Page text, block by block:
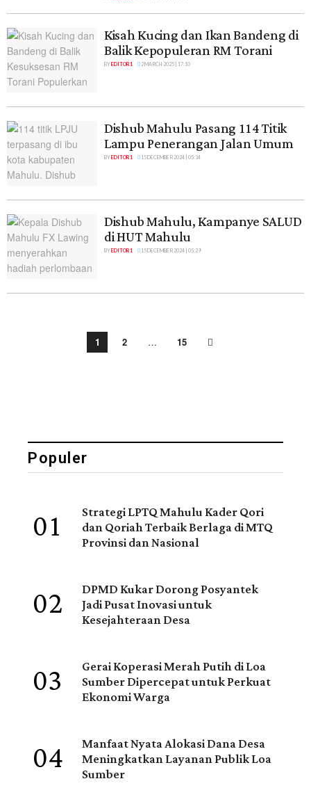
Kisah Kucing dan Ikan Bandeng di
Balik Kepopuleran RM Torani
BYEDITOR 1 2 MARCH 2025 | 17:10
Dishub Mahulu Pasang 114 Titik
Lampu Penerangan Jalan Umum
BYEDITOR 1 15 DECEMBER 2024 | 05:34
Dishub Mahulu, Kampanye SALUD
di HUT Mahulu
BYEDITOR 1 15 DECEMBER 2024 | 05:29
1 2 … 15
Populer
01 Strategi LPTQ Mahulu Kader Qori
dan Qoriah Terbaik Berlaga di MTQ
Provinsi dan Nasional
02 DPMD Kukar Dorong Posyantek
Jadi Pusat Inovasi untuk
Kesejahteraan Desa
03 Gerai Koperasi Merah Putih di Loa
Sumber Dipercepat untuk Perkuat
Ekonomi Warga
04 Manfaat Nyata Alokasi Dana Desa
Meningkatkan Layanan Publik Loa
Sumber